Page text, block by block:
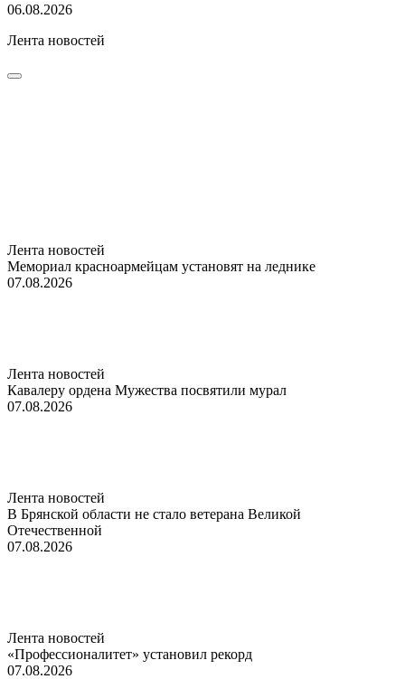
06.08.2026
Лента новостей
Лента новостей
Мемориал красноармейцам установят на леднике
07.08.2026
Лента новостей
Кавалеру ордена Мужества посвятили мурал
07.08.2026
Лента новостей
В Брянской области не стало ветерана Великой
Отечественной
07.08.2026
Лента новостей
«Профессионалитет» установил рекорд
07.08.2026